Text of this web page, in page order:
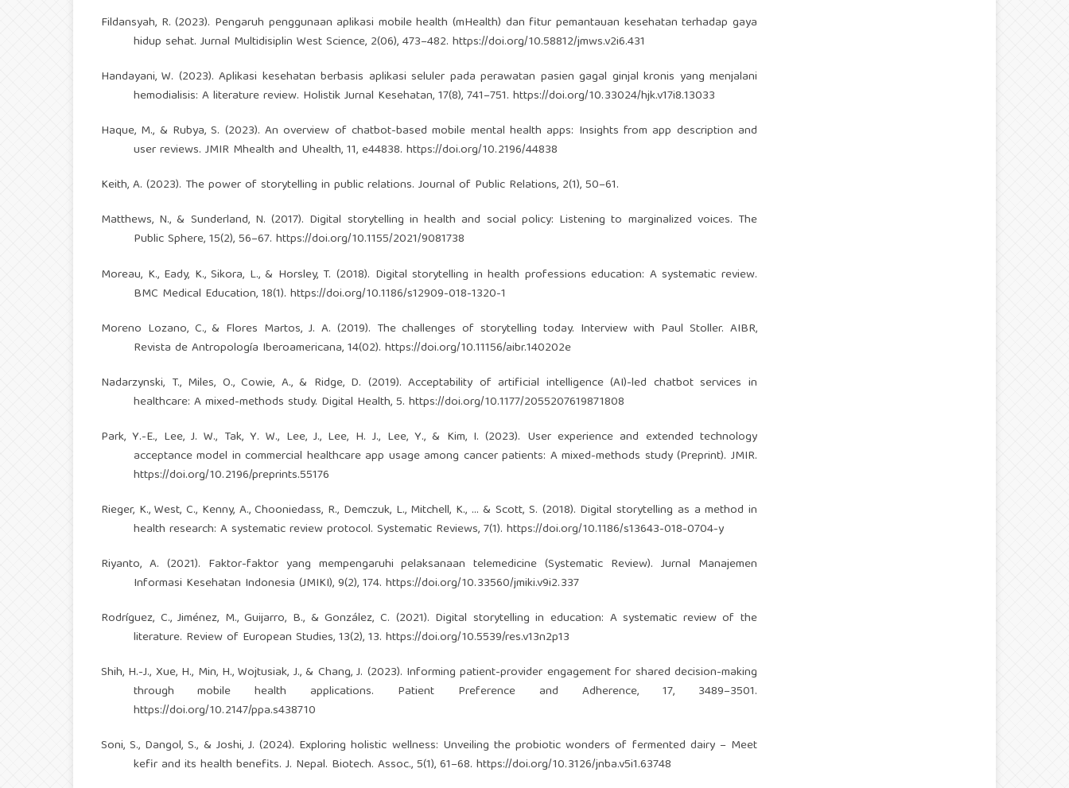
Fildansyah, R. (2023). Pengaruh penggunaan aplikasi mobile health (mHealth) dan fitur pemantauan kesehatan terhadap gaya
hidup sehat. Jurnal Multidisiplin West Science, 2(06), 473–482. https://doi.org/10.58812/jmws.v2i6.431
Handayani, W. (2023). Aplikasi kesehatan berbasis aplikasi seluler pada perawatan pasien gagal ginjal kronis yang menjalani
hemodialisis: A literature review. Holistik Jurnal Kesehatan, 17(8), 741–751. https://doi.org/10.33024/hjk.v17i8.13033
Haque, M., & Rubya, S. (2023). An overview of chatbot-based mobile mental health apps: Insights from app description and
user reviews. JMIR Mhealth and Uhealth, 11, e44838. https://doi.org/10.2196/44838
Keith, A. (2023). The power of storytelling in public relations. Journal of Public Relations, 2(1), 50–61.
Matthews, N., & Sunderland, N. (2017). Digital storytelling in health and social policy: Listening to marginalized voices. The
Public Sphere, 15(2), 56–67. https://doi.org/10.1155/2021/9081738
Moreau, K., Eady, K., Sikora, L., & Horsley, T. (2018). Digital storytelling in health professions education: A systematic review.
BMC Medical Education, 18(1). https://doi.org/10.1186/s12909-018-1320-1
Moreno Lozano, C., & Flores Martos, J. A. (2019). The challenges of storytelling today. Interview with Paul Stoller. AIBR,
Revista de Antropología Iberoamericana, 14(02). https://doi.org/10.11156/aibr.140202e
Nadarzynski, T., Miles, O., Cowie, A., & Ridge, D. (2019). Acceptability of artificial intelligence (AI)-led chatbot services in
healthcare: A mixed-methods study. Digital Health, 5. https://doi.org/10.1177/2055207619871808
Park, Y.-E., Lee, J. W., Tak, Y. W., Lee, J., Lee, H. J., Lee, Y., & Kim, I. (2023). User experience and extended technology
acceptance model in commercial healthcare app usage among cancer patients: A mixed-methods study (Preprint). JMIR.
https://doi.org/10.2196/preprints.55176
Rieger, K., West, C., Kenny, A., Chooniedass, R., Demczuk, L., Mitchell, K., … & Scott, S. (2018). Digital storytelling as a method in
health research: A systematic review protocol. Systematic Reviews, 7(1). https://doi.org/10.1186/s13643-018-0704-y
Riyanto, A. (2021). Faktor-faktor yang mempengaruhi pelaksanaan telemedicine (Systematic Review). Jurnal Manajemen
Informasi Kesehatan Indonesia (JMIKI), 9(2), 174. https://doi.org/10.33560/jmiki.v9i2.337
Rodríguez, C., Jiménez, M., Guijarro, B., & González, C. (2021). Digital storytelling in education: A systematic review of the
literature. Review of European Studies, 13(2), 13. https://doi.org/10.5539/res.v13n2p13
Shih, H.-J., Xue, H., Min, H., Wojtusiak, J., & Chang, J. (2023). Informing patient-provider engagement for shared decision-making
through mobile health applications. Patient Preference and Adherence, 17, 3489–3501.
https://doi.org/10.2147/ppa.s438710
Soni, S., Dangol, S., & Joshi, J. (2024). Exploring holistic wellness: Unveiling the probiotic wonders of fermented dairy – Meet
kefir and its health benefits. J. Nepal. Biotech. Assoc., 5(1), 61–68. https://doi.org/10.3126/jnba.v5i1.63748